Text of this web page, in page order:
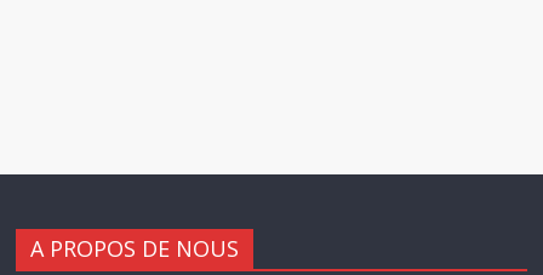
A PROPOS DE NOUS